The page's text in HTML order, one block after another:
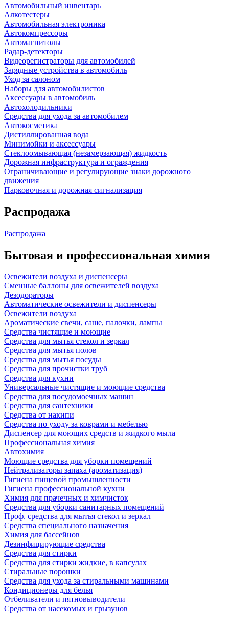
Автомобильный инвентарь
Алкотестеры
Автомобильная электроника
Автокомпрессоры
Автомагнитолы
Радар-детекторы
Видеорегистраторы для автомобилей
Зарядные устройства в автомобиль
Уход за салоном
Наборы для автомобилистов
Аксессуары в автомобиль
Автохолодильники
Средства для ухода за автомобилем
Автокосметика
Дистиллированная вода
Минимойки и аксессуары
Стеклоомывающая (незамерзающая) жидкость
Дорожная инфраструктура и ограждения
Ограничивающие и регулирующие знаки дорожного
движения
Парковочная и дорожная сигнализация
Распродажа
Распродажа
Бытовая и профессиональная химия
Освежители воздуха и диспенсеры
Сменные баллоны для освежителей воздуха
Дезодораторы
Автоматические освежители и диспенсеры
Освежители воздуха
Ароматические свечи, саше, палочки, лампы
Средства чистящие и моющие
Средства для мытья стекол и зеркал
Средства для мытья полов
Средства для мытья посуды
Средства для прочистки труб
Средства для кухни
Универсальные чистящие и моющие средства
Средства для посудомоечных машин
Средства для сантехники
Средства от накипи
Средства по уходу за коврами и мебелью
Диспенсер для моющих средств и жидкого мыла
Профессиональная химия
Автохимия
Моющие средства для уборки помещений
Нейтрализаторы запаха (ароматизация)
Гигиена пищевой промышленности
Гигиена профессиональной кухни
Химия для прачечных и химчисток
Средства для уборки санитарных помещений
Проф. средства для мытья стекол и зеркал
Средства специального назначения
Химия для бассейнов
Дезинфицирующие средства
Средства для стирки
Средства для стирки жидкие, в капсулах
Стиральные порошки
Средства для ухода за стиральными машинами
Кондиционеры для белья
Отбеливатели и пятновыводители
Средства от насекомых и грызунов